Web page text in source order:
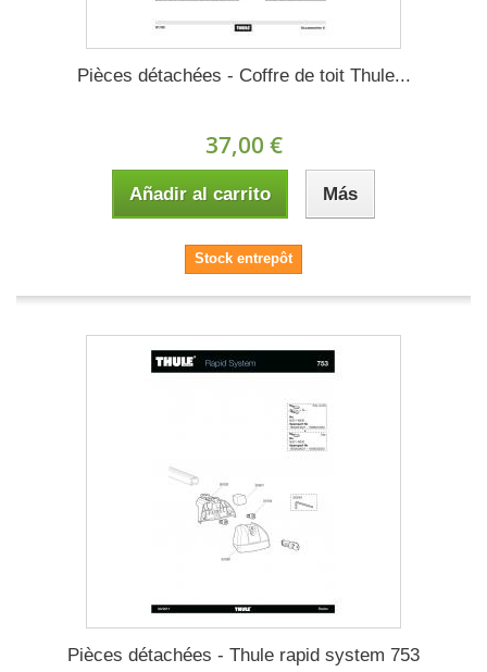
Pièces détachées - Coffre de toit Thule...
37,00 €
Añadir al carrito Más
Stock entrepôt
Pièces détachées - Thule rapid system 753